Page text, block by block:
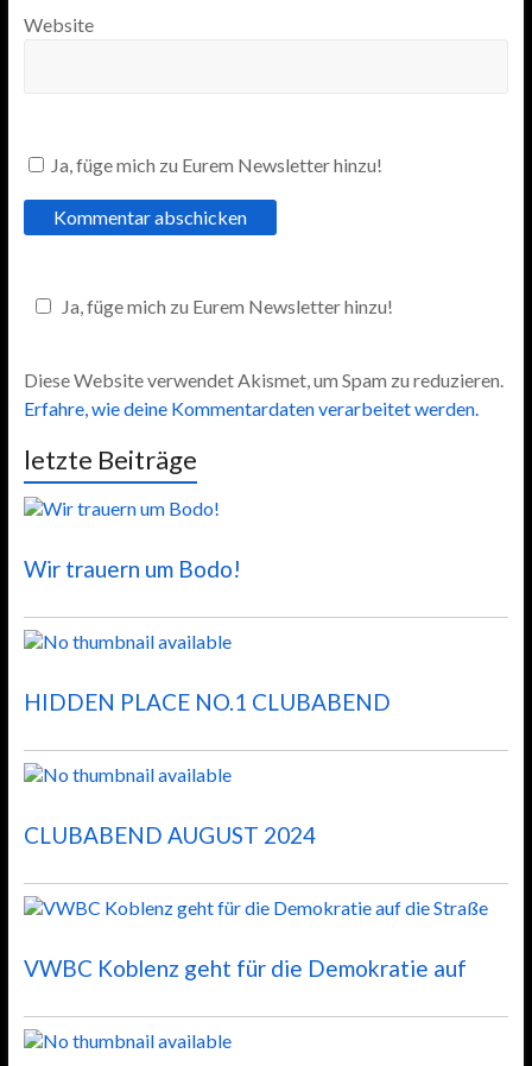
Website
Ja, füge mich zu Eurem Newsletter hinzu!
Ja, füge mich zu Eurem Newsletter hinzu!
Diese Website verwendet Akismet, um Spam zu reduzieren.
Erfahre, wie deine Kommentardaten verarbeitet werden.
letzte Beiträge
Wir trauern um Bodo!
HIDDEN PLACE NO.1 CLUBABEND
CLUBABEND AUGUST 2024
VWBC Koblenz geht für die Demokratie auf